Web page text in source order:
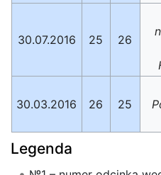
30.07.2016 25 26
30.03.2016 26 25
Legenda